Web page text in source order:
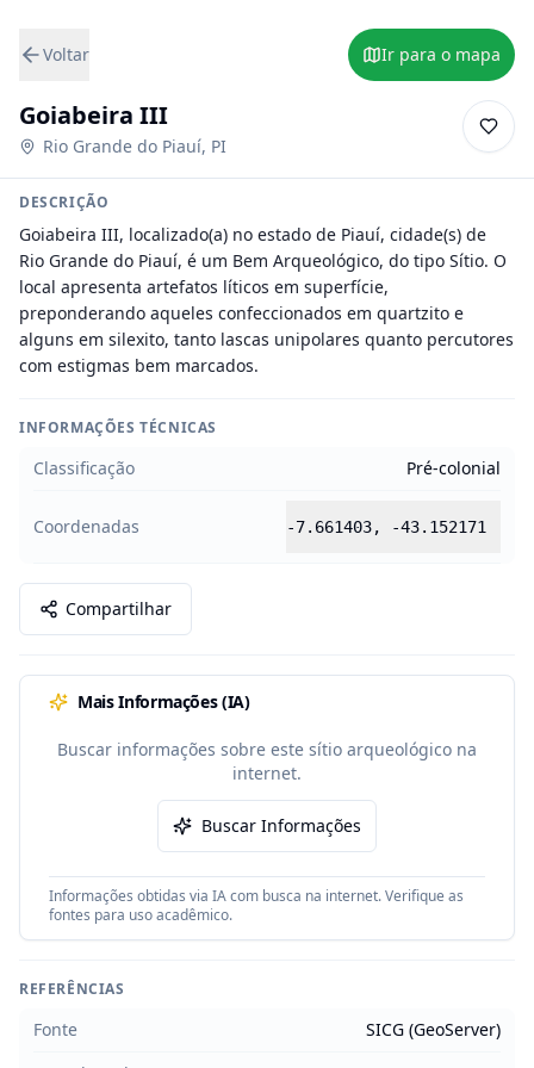
Voltar Ir para o mapa
Goiabeira III
Rio Grande do Piauí, PI
DESCRIÇÃO
Goiabeira III, localizado(a) no estado de Piauí, cidade(s) de
Rio Grande do Piauí, é um Bem Arqueológico, do tipo Sítio. O
local apresenta artefatos líticos em superfície,
preponderando aqueles confeccionados em quartzito e
alguns em silexito, tanto lascas unipolares quanto percutores
com estigmas bem marcados.
INFORMAÇÕES TÉCNICAS
Classificação Pré-colonial
Coordenadas -7.661403, -43.152171
Compartilhar
Mais Informações (IA)
Buscar informações sobre este sítio arqueológico na
internet.
Buscar Informações
Informações obtidas via IA com busca na internet. Verifique as
fontes para uso acadêmico.
REFERÊNCIAS
Fonte
SICG (GeoServer)